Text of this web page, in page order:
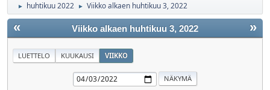
► huhtikuu 2022 ► Viikko alkaen huhtikuu 3, 2022
« »
Viikko alkaen huhtikuu 3, 2022
LUETTELO KUUKAUSI VIIKKO